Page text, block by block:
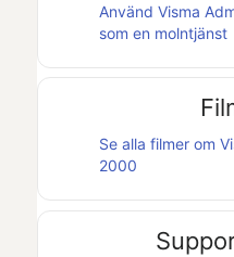
Använd Visma
som en molntjänst
Se alla filmer om
2000